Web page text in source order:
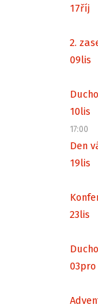
17říj
2.
09lis
10lis
17:00
Den
19lis
23lis
03pro